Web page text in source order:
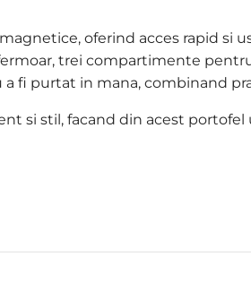
oferind acces rapid si
trei compartimente
fi purtat in mana, combinand
si stil, facand din acest